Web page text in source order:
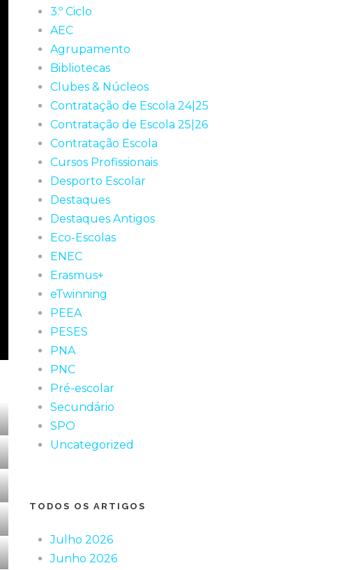
3.º Ciclo
AEC
Agrupamento
Bibliotecas
Clubes & Núcleos
Contratação de Escola 24|25
Contratação de Escola 25|26
Contratação Escola
Cursos Profissionais
Desporto Escolar
Destaques
Destaques Antigos
Eco-Escolas
ENEC
Erasmus+
eTwinning
PEEA
PESES
PNA
PNC
Pré-escolar
Secundário
SPO
Uncategorized
TODOS OS ARTIGOS
Julho 2026
Junho 2026